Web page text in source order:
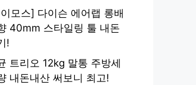
모스] 다이슨 에어랩 롱배
40mm 스타일링 툴 내돈
!
트리오 12kg 말통 주방세
내돈내산 써보니 최고!